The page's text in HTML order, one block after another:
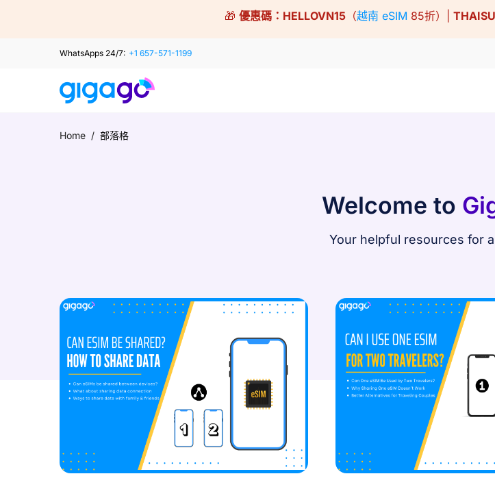
🎁 優惠碼： HELLOVN15 （越南 eSIM 85折）|
WhatsApps 24/7: +1 657-571-1199
Home / 部落格
Welcome to
Your helpful resources for